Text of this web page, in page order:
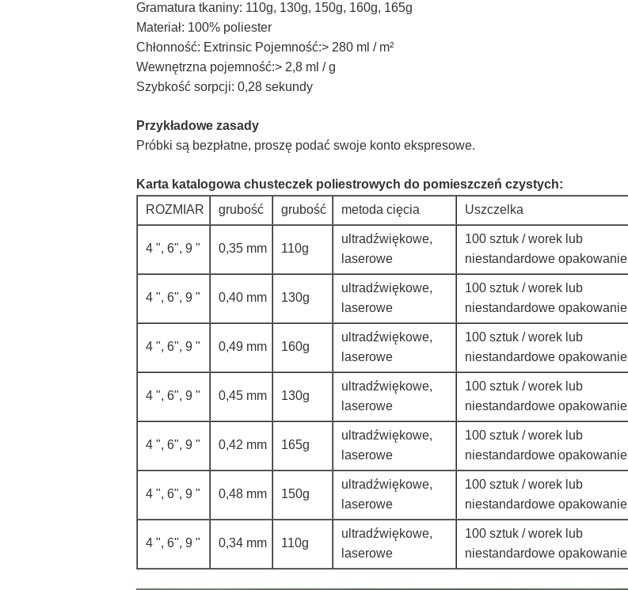
Gramatura tkaniny: 110g, 130g, 150g, 160g, 165g
Materiał: 100% poliester
Chłonność: Extrinsic Pojemność:> 280 ml / m²
Wewnętrzna pojemność:> 2,8 ml / g
Szybkość sorpcji: 0,28 sekundy
Przykładowe zasady
Próbki są bezpłatne, proszę podać swoje konto ekspresowe.
Karta katalogowa chusteczek poliestrowych do pomieszczeń czystych:
ROZMIAR
grubość grubość metoda cięcia Uszczelka
4 ", 6", 9 " 0,35 mm 110g
ultradźwiękowe,
laserowe
100 sztuk / worek lub
niestandardowe opakowanie
4 ", 6", 9 " 0,40 mm 130g
ultradźwiękowe,
laserowe
100 sztuk / worek lub
niestandardowe opakowanie
4 ", 6", 9 " 0,49 mm 160g
ultradźwiękowe,
laserowe
100 sztuk / worek lub
niestandardowe opakowanie
4 ", 6", 9 " 0,45 mm 130g
ultradźwiękowe,
laserowe
100 sztuk / worek lub
niestandardowe opakowanie
4 ", 6", 9 " 0,42 mm 165g
ultradźwiękowe,
laserowe
100 sztuk / worek lub
niestandardowe opakowanie
4 ", 6", 9 " 0,48 mm 150g
ultradźwiękowe,
laserowe
100 sztuk / worek lub
niestandardowe opakowanie
4 ", 6", 9 " 0,34 mm 110g
ultradźwiękowe,
laserowe
100 sztuk / worek lub
niestandardowe opakowanie